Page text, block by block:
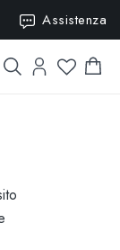
Assistenza